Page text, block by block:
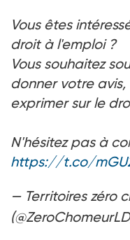
Vous êtes
droit à l'emploi ?
Vous souhaitez
donner votre
exprimer sur le
N'hésitez pas à
https://t.co/
— Territoires zéro